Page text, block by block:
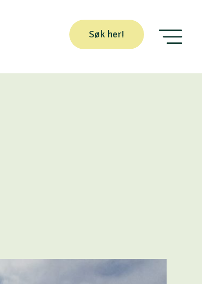
Søk her!